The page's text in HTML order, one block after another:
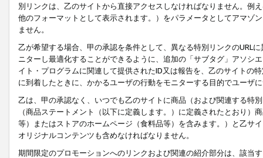
別リンクは、乙のサイトから直接アクセスしなければなりません。例
他のフォーマットとして表示されます。）をパラメータとしてアマゾ
ません。
乙が希望する場合、甲の承認を条件として、異なる特別リンクのURL
ニターし最適化することができるように、追加の「サブタグ」アソシ
イト・プログラムに関連して提供されたID又は報告を、乙のサイトの
に到着したときに、かかるユーザの行動をモニターする目的でユーザ
乙は、甲の承認なく、いつでも乙のサイトに商品（および関連する特
（商品ステートメント（以下に定義します。）に定義されたとおり
等）またはストアのホームページ（食料品等）を含みます。）と乙サ
オリジナルコンテンツも含めなければなりません。
期間限定のプロモーションへのリンクおよび関連の紹介部分は、該当